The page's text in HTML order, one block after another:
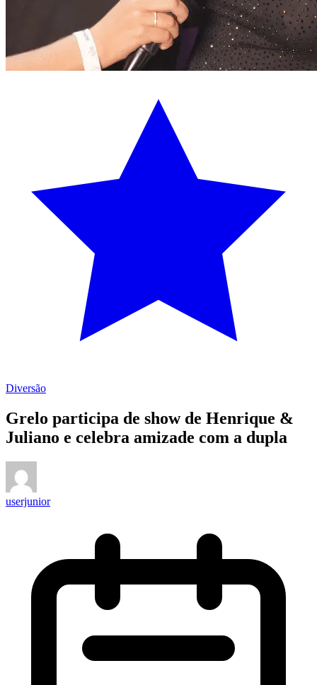
Diversão
Grelo participa de show de Henrique &
Juliano e celebra amizade com a dupla
userjunior